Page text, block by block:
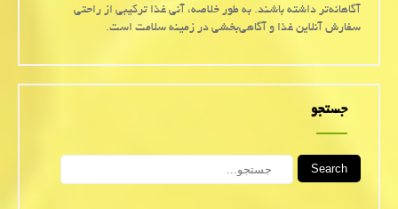
آگاهانه‌تر داشته باشند. به طور خلاصه، آنی غذا ترکیبی از راحتی
سفارش آنلاین غذا و آگاهی‌بخشی در زمینه سلامت است.
جستجو
Search